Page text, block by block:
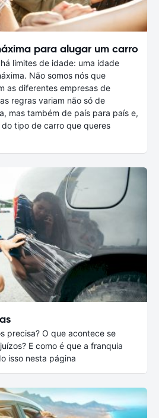
para alugar um carro
limites de idade: uma idade
Não somos nós que
as diferentes empresas de
regras variam não só de
mas também de país para país e,
tipo de carro que queres
precisa? O que acontece se
E como é que a franquia
isso nesta página